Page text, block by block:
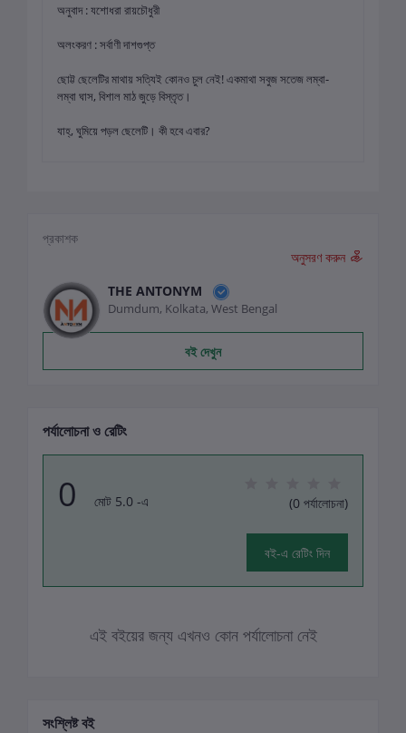
অনুবাদ : যশোধরা রায়চৌধুরী
অলংকরণ : সর্বাণী দাশগুপ্ত
ছোট্ট ছেলেটির মাথায় সত্যিই কোনও চুল নেই! একমাথা সবুজ সতেজ লম্বা-
লম্বা ঘাস, বিশাল মাঠ জুড়ে বিস্তৃত।
যাহ্, ঘুমিয়ে পড়ল ছেলেটি। কী হবে এবার?
প্রকাশক
অনুসরণ করুন
THE ANTONYM
Dumdum, Kolkata, West Bengal
বই দেখুন
পর্যালোচনা ও রেটিং
0 মোট 5.0 -এ (0 পর্যালোচনা)
বই-এ রেটিং দিন
এই বইয়ের জন্য এখনও কোন পর্যালোচনা নেই
সংশ্লিষ্ট বই